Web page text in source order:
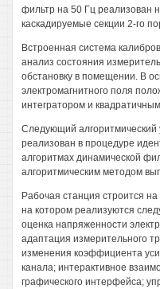
фильтр на 50 Гц реализован
каскадируемые секции 2-го
Встроенная система
анализ состояния
обстановку в помещении. В
электромагнитного поля
интегратором и
Следующий
реализован в процедуре
алгоритмах динамической
алгоритмическим методом
Рабочая станция строится
на котором реализуются
оценка напряженности
адаптация измерительного
изменения коэффициента
канала; интерактивное
графического интерфейса;